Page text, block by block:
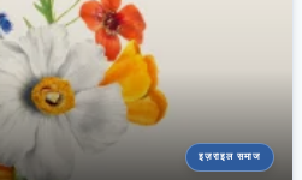
इज़राइल समाज